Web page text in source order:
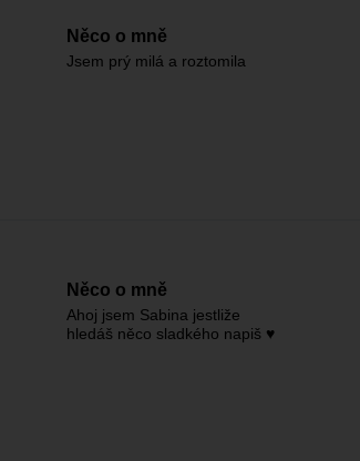
Něco o mně
Jsem prý milá a roztomila
Něco o mně
Ahoj jsem Sabina jestliže
hledáš něco sladkého napiš ♥️